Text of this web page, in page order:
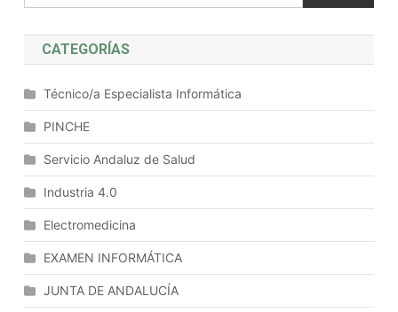
CATEGORÍAS
Técnico/a Especialista Informática
PINCHE
Servicio Andaluz de Salud
Industria 4.0
Electromedicina
EXAMEN INFORMÁTICA
JUNTA DE ANDALUCÍA